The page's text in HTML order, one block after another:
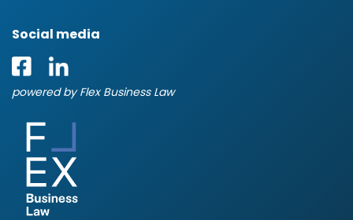
Social media
powered by Flex Business Law